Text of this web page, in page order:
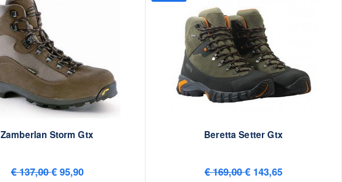
Zamberlan Storm Gtx
€ 137,00€ 95,90
Beretta Setter Gtx
€ 169,00€ 143,65